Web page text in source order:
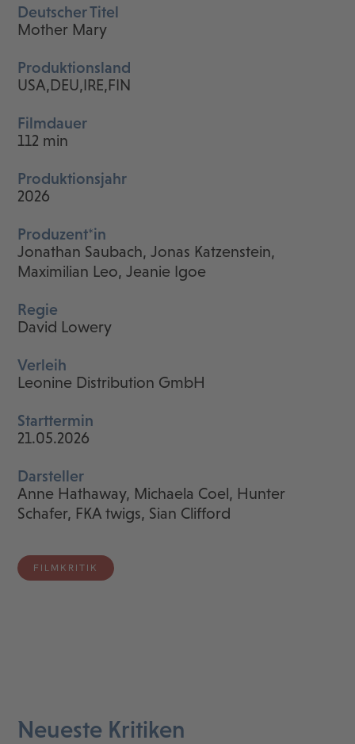
Deutscher Titel
Mother Mary
Produktionsland
USA,DEU,IRE,FIN
Filmdauer
112 min
Produktionsjahr
2026
Produzent*in
Jonathan Saubach, Jonas Katzenstein,
Maximilian Leo, Jeanie Igoe
Regie
David Lowery
Verleih
Leonine Distribution GmbH
Starttermin
21.05.2026
Darsteller
Anne Hathaway, Michaela Coel, Hunter
Schafer, FKA twigs, Sian Clifford
FILMKRITIK
Neueste Kritiken